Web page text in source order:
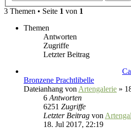
3 Themen • Seite 1 von 1
Themen
Antworten
Zugriffe
Letzter Beitrag
Bronzene Prachtlibelle
Dateianhang von Artengalerie »
6 Antworten
6251 Zugriffe
Letzter Beitrag von
18. Jul 2017, 22:19